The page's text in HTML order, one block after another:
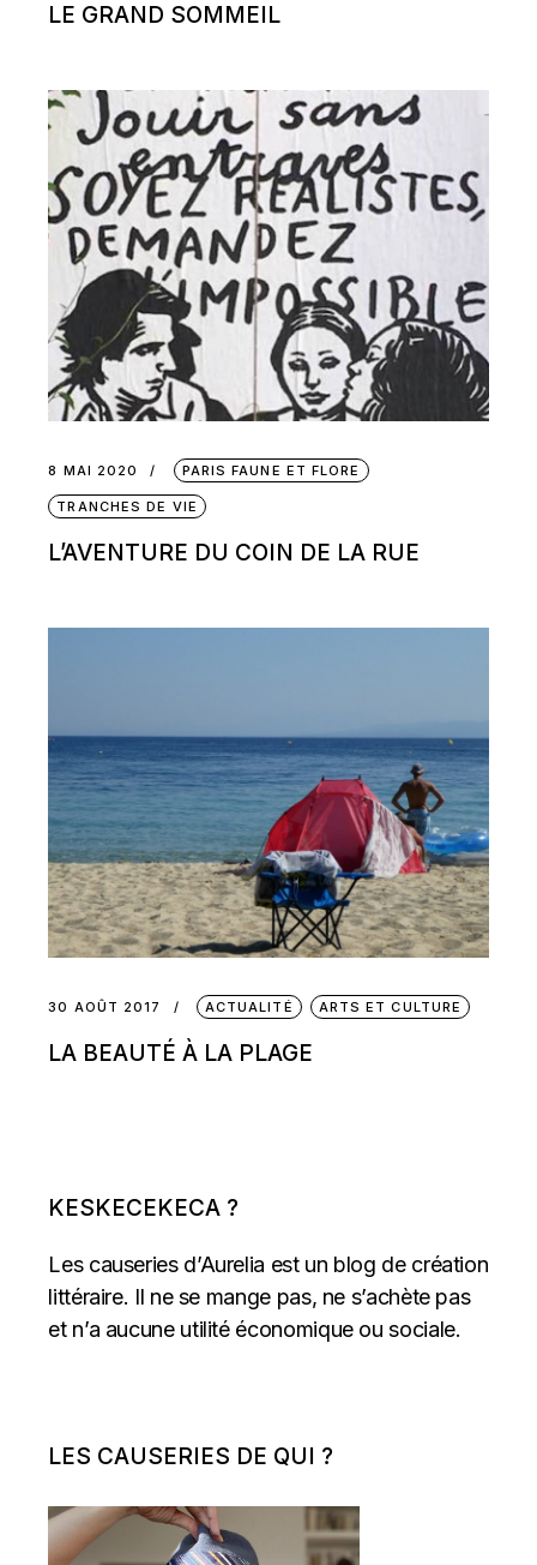
LE GRAND SOMMEIL
8 MAI 2020 PARIS FAUNE ET FLORE
TRANCHES DE VIE
L’AVENTURE DU COIN DE LA RUE
30 AOÛT 2017 ACTUALITÉ ARTS ET CULTURE
LA BEAUTÉ À LA PLAGE
KESKECEKECA ?
Les causeries d’Aurelia est un blog de création
littéraire. Il ne se mange pas, ne s’achète pas
et n’a aucune utilité économique ou sociale.
LES CAUSERIES DE QUI ?